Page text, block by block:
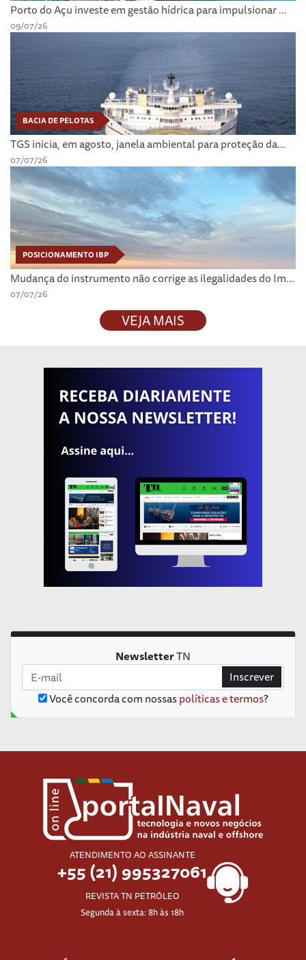
Porto do Açu investe em gestão hídrica para impulsionar ...
09/07/26
BACIA DE PELOTAS
TGS inicia, em agosto, janela ambiental para proteção da...
07/07/26
POSICIONAMENTO IBP
Mudança do instrumento não corrige as ilegalidades do Im...
07/07/26
VEJA MAIS
NewsletterTN
Você concorda com nossaspolíticas e termos?
Inscrever
ATENDIMENTO AO ASSINANTE
+55 (21) 995327061
REVISTA TN PETRÓLEO
Segunda à sexta: 8h às 18h